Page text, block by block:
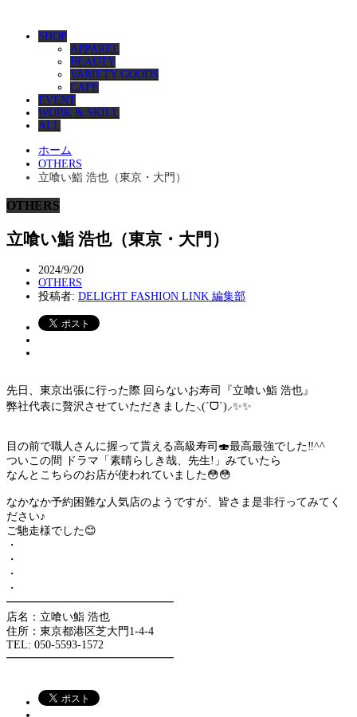
SHOP
APPAREL
BEAUTY
VARIETY GOODS
CAFE
EVENT
WORK & SKILL
ALL
ホーム
OTHERS
立喰い鮨 浩也（東京・大門）
OTHERS
立喰い鮨 浩也（東京・大門）
2024/9/20
OTHERS
投稿者: DELIGHT FASHION LINK 編集部
先日、東京出張に行った際 回らないお寿司『立喰い鮨 浩也』
弊社代表に贅沢させていただきました⸜(ˊᗜˋ)⸝✨️✨️
目の前で職人さんに握って貰える高級寿司🍣最高最強でした‼️^^
ついこの間 ドラマ「素晴らしき哉、先生!」みていたら
なんとこちらのお店が使われていました😳😳
なかなか予約困難な人気店のようですが、皆さま是非行ってみてく
ださい♪
ご馳走様でした😊
・
・
・
・
━━━━━━━━━━━━━━━
店名：立喰い鮨 浩也
住所：東京都港区芝大門1-4-4
TEL: 050-5593-1572
━━━━━━━━━━━━━━━